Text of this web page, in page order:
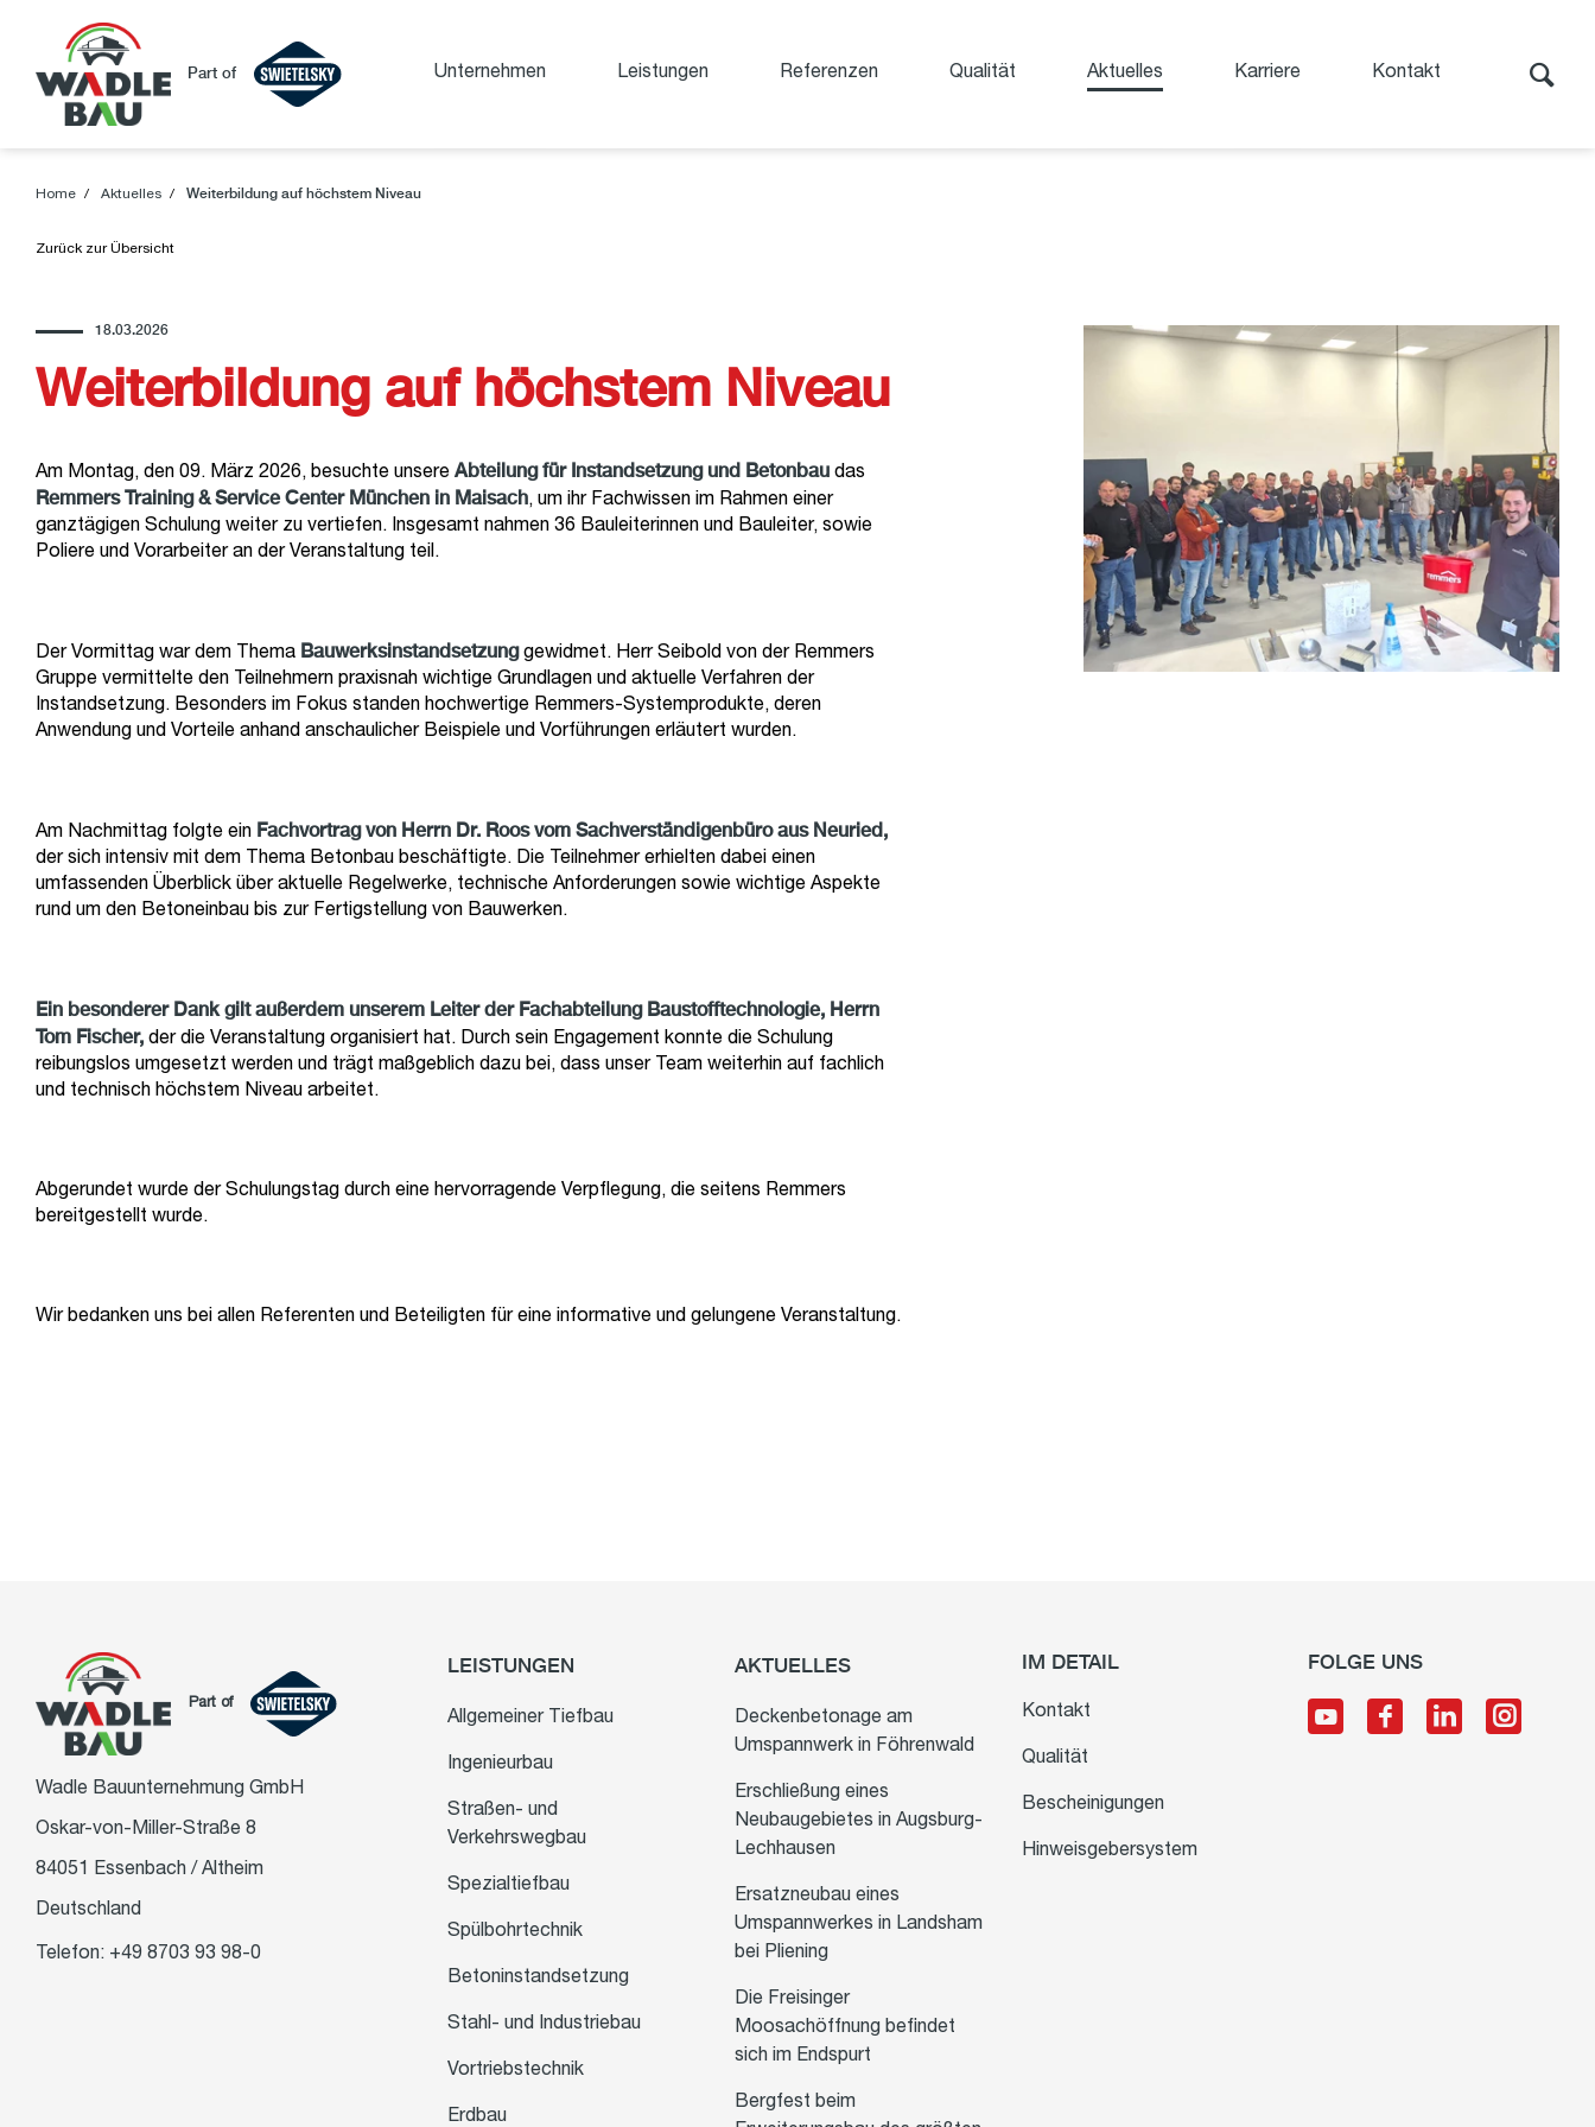
Part of Unternehmen Leistungen Referenzen Qualität Aktuelles Karriere Kontakt
Home Aktuelles Weiterbildung auf höchstem Niveau
Zurück zur Übersicht
18.03.2026
Weiterbildung auf höchstem Niveau
Am Montag, den 09. März 2026, besuchte unsere Abteilung für Instandsetzung und Betonbau das
Remmers Training & Service Center München in Maisach, um ihr Fachwissen im Rahmen einer
ganztägigen Schulung weiter zu vertiefen. Insgesamt nahmen 36 Bauleiterinnen und Bauleiter, sowie
Poliere und Vorarbeiter an der Veranstaltung teil.
Der Vormittag war dem Thema Bauwerksinstandsetzunggewidmet. Herr Seibold von der Remmers
Gruppe vermittelte den Teilnehmern praxisnah wichtige Grundlagen und aktuelle Verfahren der
Instandsetzung. Besonders im Fokus standen hochwertige Remmers-Systemprodukte, deren
Anwendung und Vorteile anhand anschaulicher Beispiele und Vorführungen erläutert wurden.
Am Nachmittag folgte ein Fachvortrag von Herrn Dr. Roos vom Sachverständigenbüro aus Neuried,
der sich intensiv mit dem Thema Betonbau beschäftigte. Die Teilnehmer erhielten dabei einen
umfassenden Überblick über aktuelle Regelwerke, technische Anforderungen sowie wichtige Aspekte
rund um den Betoneinbau bis zur Fertigstellung von Bauwerken.
Ein besonderer Dank gilt außerdem unserem Leiter der Fachabteilung Baustofftechnologie, Herrn
Tom Fischer, der die Veranstaltung organisiert hat. Durch sein Engagement konnte die Schulung
reibungslos umgesetzt werden und trägt maßgeblich dazu bei, dass unser Team weiterhin auf fachlich
und technisch höchstem Niveau arbeitet.
Abgerundet wurde der Schulungstag durch eine hervorragende Verpflegung, die seitens Remmers
bereitgestellt wurde.
Wir bedanken uns bei allen Referenten und Beteiligten für eine informative und gelungene Veranstaltung.
Part of
Wadle Bauunternehmung GmbH
Oskar-von-Miller-Straße 8
84051 Essenbach / Altheim
Deutschland
Telefon: +49 8703 93 98-0
LEISTUNGEN
Allgemeiner Tiefbau
Ingenieurbau
Straßen- und
Verkehrswegbau
Spezialtiefbau
Spülbohrtechnik
Betoninstandsetzung
Stahl- und Industriebau
Vortriebstechnik
Erdbau
AKTUELLES
Deckenbetonage am
Umspannwerk in Föhrenwald
Erschließung eines
Neubaugebietes in Augsburg-
Lechhausen
Ersatzneubau eines
Umspannwerkes in Landsham
bei Pliening
Die Freisinger
Moosachöffnung befindet
sich im Endspurt
Bergfest beim
IM DETAIL
Kontakt
Qualität
Bescheinigungen
Hinweisgebersystem
FOLGE UNS